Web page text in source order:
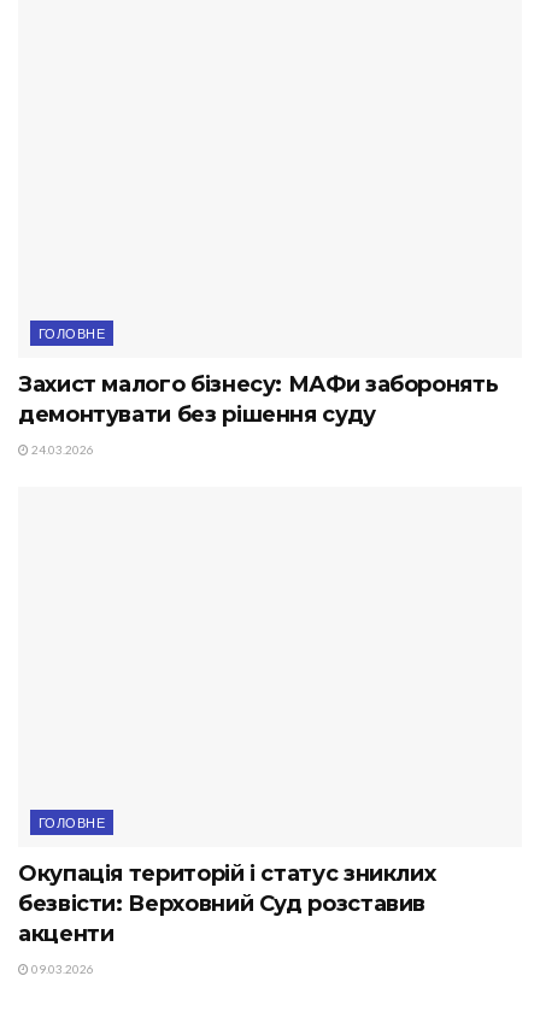
ГОЛОВНЕ
Захист малого бізнесу: МАФи заборонять
демонтувати без рішення суду
24.03.2026
ГОЛОВНЕ
Окупація територій і статус зниклих
безвісти: Верховний Суд розставив
акценти
09.03.2026